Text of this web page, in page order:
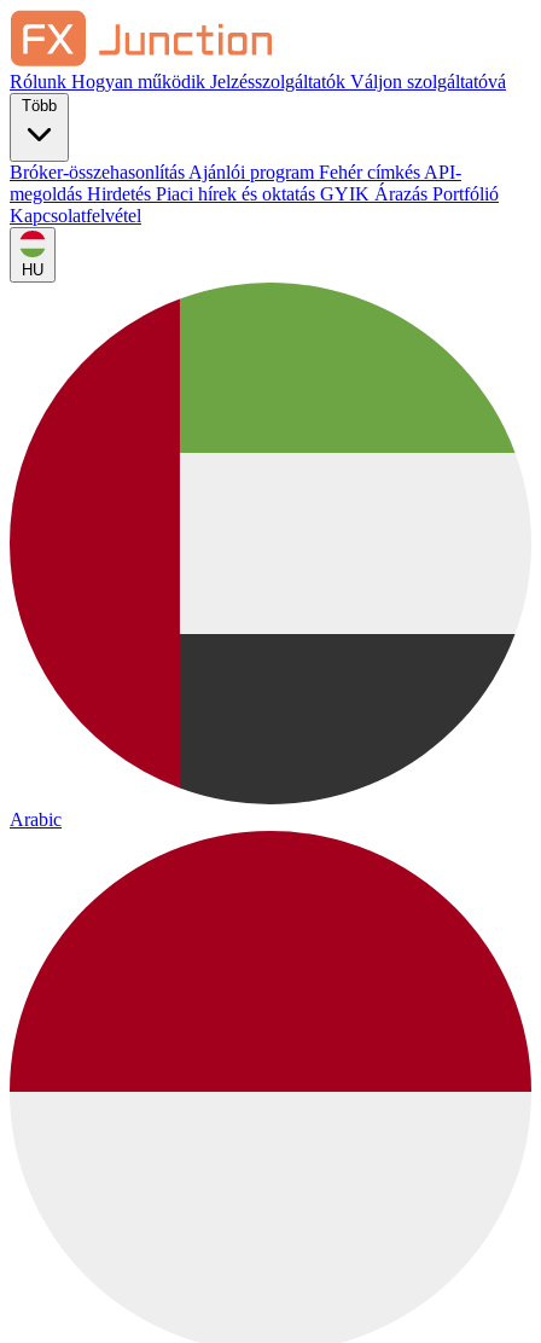
Rólunk Hogyan működik Jelzésszolgáltatók Váljon szolgáltatóvá
Bróker-összehasonlítás Ajánlói program Fehér címkés API-
megoldás Hirdetés Piaci hírek és oktatás GYIK Árazás Portfólió
Kapcsolatfelvétel
HU
Arabic